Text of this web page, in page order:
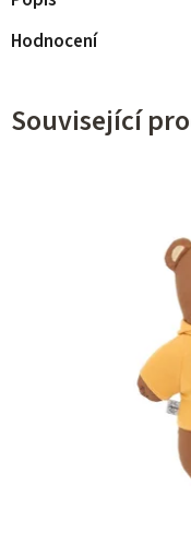
Hodnocení
Související